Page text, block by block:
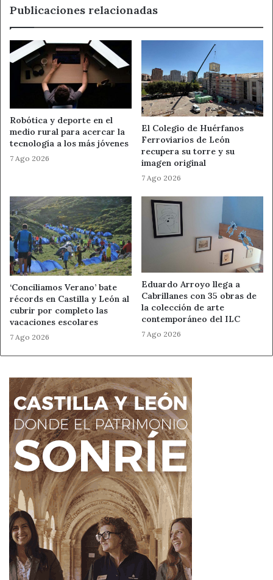
Publicaciones relacionadas
Robótica y deporte en el
medio rural para acercar la
tecnología a los más jóvenes
7 Ago 2026
El Colegio de Huérfanos
Ferroviarios de León
recupera su torre y su
imagen original
7 Ago 2026
‘Conciliamos Verano’ bate
récords en Castilla y León al
cubrir por completo las
vacaciones escolares
7 Ago 2026
Eduardo Arroyo llega a
Cabrillanes con 35 obras de
la colección de arte
contemporáneo del ILC
7 Ago 2026